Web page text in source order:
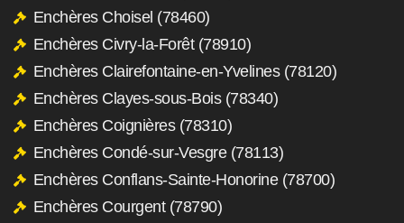
Enchères Choisel (78460)
Enchères Civry-la-Forêt (78910)
Enchères Clairefontaine-en-Yvelines (78120)
Enchères Clayes-sous-Bois (78340)
Enchères Coignières (78310)
Enchères Condé-sur-Vesgre (78113)
Enchères Conflans-Sainte-Honorine (78700)
Enchères Courgent (78790)